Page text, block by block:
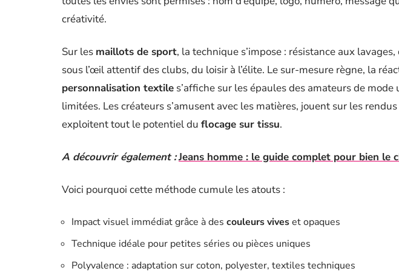
créativité.
Sur les maillots de sport, la technique s’impose : résistance aux
sous l’œil attentif des clubs, du loisir à l’élite. Le sur-mesure règne, la
personnalisation textile s’affiche sur les épaules des amateurs de mode
limitées. Les créateurs s’amusent avec les matières, jouent sur les
exploitent tout le potentiel du flocage sur tissu.
A découvrir également :Jeans homme : le guide complet pour bien le
Voici pourquoi cette méthode cumule les atouts :
Impact visuel immédiat grâce à des couleurs viveset opaques
Technique idéale pour petites séries ou pièces uniques
Polyvalence : adaptation sur coton, polyester, textiles techniques